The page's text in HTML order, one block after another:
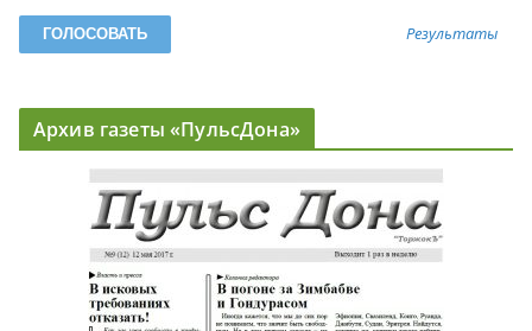
Результаты
Архив газеты «ПульсДона»